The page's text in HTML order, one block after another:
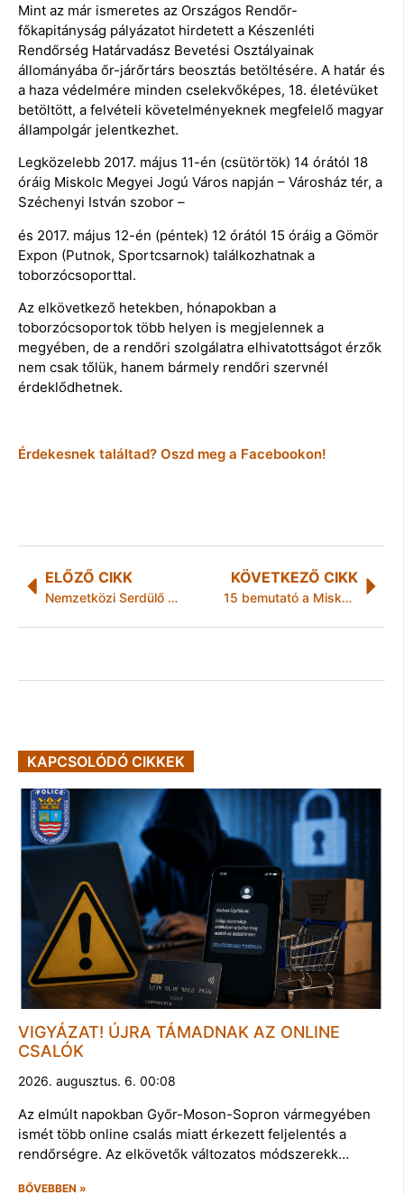
Mint az már ismeretes az Országos Rendőr-
főkapitányság pályázatot hirdetett a Készenléti
Rendőrség Határvadász Bevetési Osztályainak
állományába őr-járőrtárs beosztás betöltésére. A határ és
a haza védelmére minden cselekvőképes, 18. életévüket
betöltött, a felvételi követelményeknek megfelelő magyar
állampolgár jelentkezhet.
Legközelebb 2017. május 11-én (csütörtök) 14 órától 18
óráig Miskolc Megyei Jogú Város napján – Városház tér, a
Széchenyi István szobor –
és 2017. május 12-én (péntek) 12 órától 15 óráig a Gömör
Expon (Putnok, Sportcsarnok) találkozhatnak a
toborzócsoporttal.
Az elkövetkező hetekben, hónapokban a
toborzócsoportok több helyen is megjelennek a
megyében, de a rendőri szolgálatra elhivatottságot érzők
nem csak tőlük, hanem bármely rendőri szervnél
érdeklődhetnek.
Érdekesnek találtad? Oszd meg a Facebookon!
ELŐZŐ CIKK
Nemzetközi Serdülő Judo Verseny- Erfurt Ifjusági Európa Kupa-Polisti
KÖVETKEZŐ CIKK
15 bemutató a Miskolci Nemzeti Színház új évadában!
KAPCSOLÓDÓ CIKKEK
VIGYÁZAT! ÚJRA TÁMADNAK AZ ONLINE
CSALÓK
2026. augusztus. 6. 00:08
Az elmúlt napokban Győr-Moson-Sopron vármegyében
ismét több online csalás miatt érkezett feljelentés a
rendőrségre. Az elkövetők változatos módszerekk…
BŐVEBBEN »